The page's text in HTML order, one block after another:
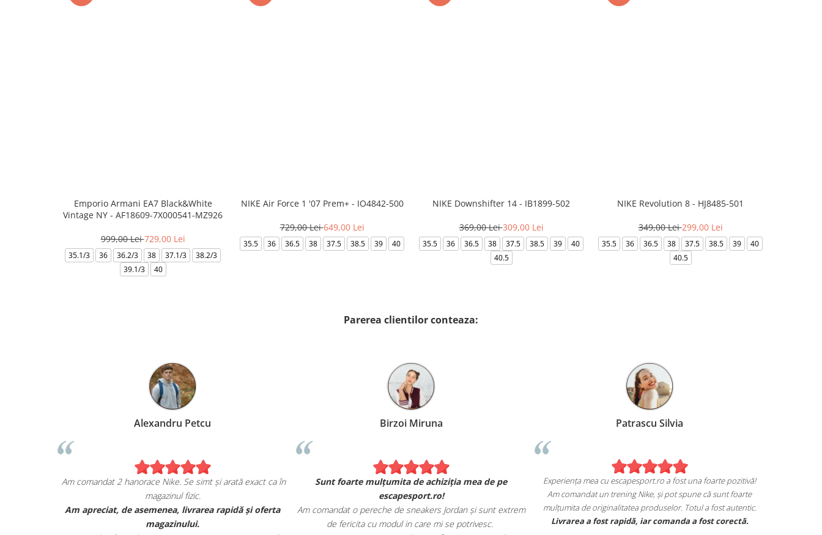
Emporio Armani EA7 Black&White
Vintage NY - AF18609-7X000541-MZ926
999,00 Lei729,00 Lei
35.1/3 36 36.2/3 38 37.1/3
38.2/3
39.1/3
40
NIKE Air Force 1 '07 Prem+ - IO4842-500
729,00 Lei649,00 Lei
35.5 36 36.5 38 37.5 38.5 39 40
NIKE Downshifter 14 - IB1899-502
369,00 Lei309,00 Lei
35.5 36 36.5 38 37.5 38.5 39
40
40.5
NIKE Revolution 8 - HJ8485-501
349,00 Lei299,00 Lei
35.5 36 36.5 38 37.5 38.5 39
40
40.5
Parerea clientilor conteaza:
de bucuros de achiziția mea de pe
un pair de sneakers JORDAN, și sunt cu
Am comandat 2 hanorace Nike. Se simt și arată exact ca în
Am apreciat, de asemenea, livrarea rapidă și oferta
magazinului.
Sunt foarte mulțumita de achiziția mea de pe
escapesport.ro!
Am comandat o pereche de sneakers Jordan și sunt extrem
de fericita cu modul in care mi se potrivesc.
Experiența mea cu escapesport.ro a
Am comandat un trening Nike, și pot
mulțumita de originalitatea produselor.
Livrarea a fost rapidă, iar